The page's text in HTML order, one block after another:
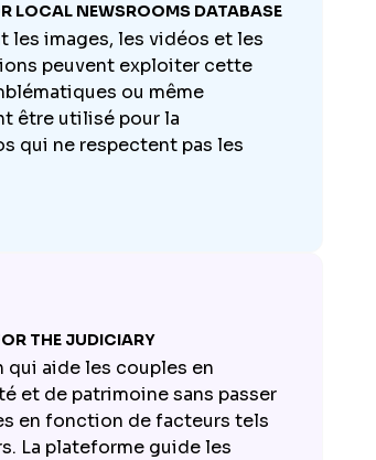
LOCAL NEWSROOMS DATABASE
les images, les vidéos et les
peuvent exploiter cette
ou même
être utilisé pour la
qui ne respectent pas les
THE JUDICIARY
aide les couples en
et de patrimoine sans passer
en fonction de facteurs tels
La plateforme guide les